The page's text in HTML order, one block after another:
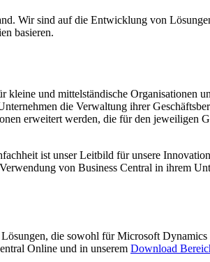
Wir sind auf die Entwicklung von
basieren.
und mittelständische Organisationen
die Verwaltung ihrer
erweitert werden, die für den jeweiligen
ist unser Leitbild für unsere
von Business Central in ihrem
die sowohl für Microsoft
Online und in unserem Download